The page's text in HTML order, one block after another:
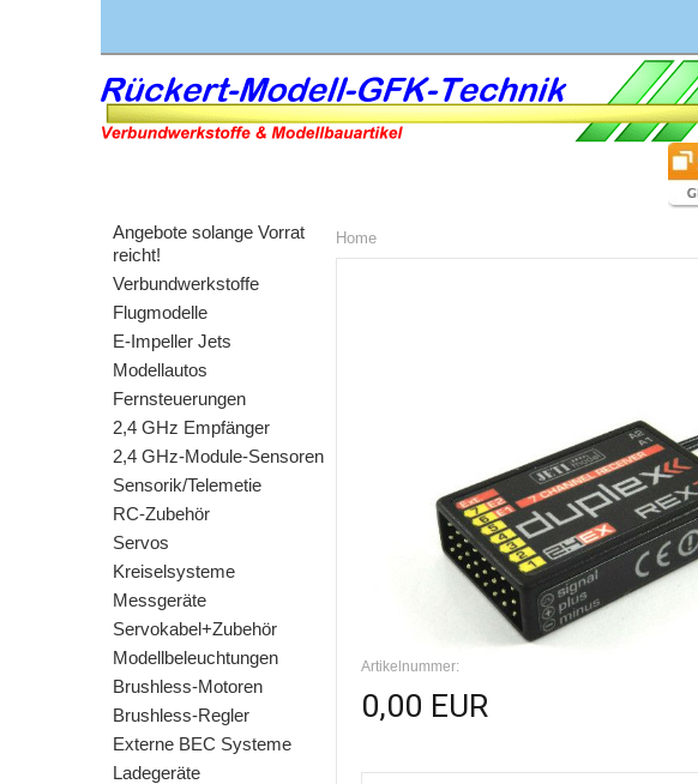
Angebote solange Vorrat
reicht!
Verbundwerkstoffe
Flugmodelle
E-Impeller Jets
Modellautos
Fernsteuerungen
2,4 GHz Empfänger
2,4 GHz-Module-Sensoren
Sensorik/Telemetie
RC-Zubehör
Servos
Kreiselsysteme
Messgeräte
Servokabel+Zubehör
Modellbeleuchtungen
Brushless-Motoren
Brushless-Regler
Externe BEC Systeme
Ladegeräte
Home
Artikelnummer:
0,00 EUR